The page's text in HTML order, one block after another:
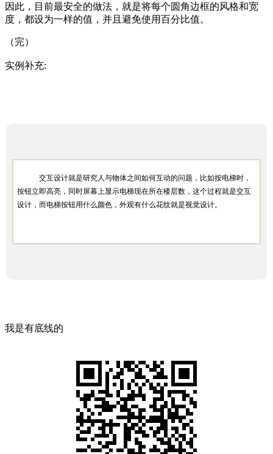
因此，目前最安全的做法，就是将每个圆角边框的风格和宽
度，都设为一样的值，并且避免使用百分比值。
（完）
实例补充:
交互设计就是研究人与物体之间如何互动的问题，比如按电梯时，
按钮立即高亮，同时屏幕上显示电梯现在所在楼层数，这个过程就是交互
设计，而电梯按钮用什么颜色，外观有什么花纹就是视觉设计。
我是有底线的